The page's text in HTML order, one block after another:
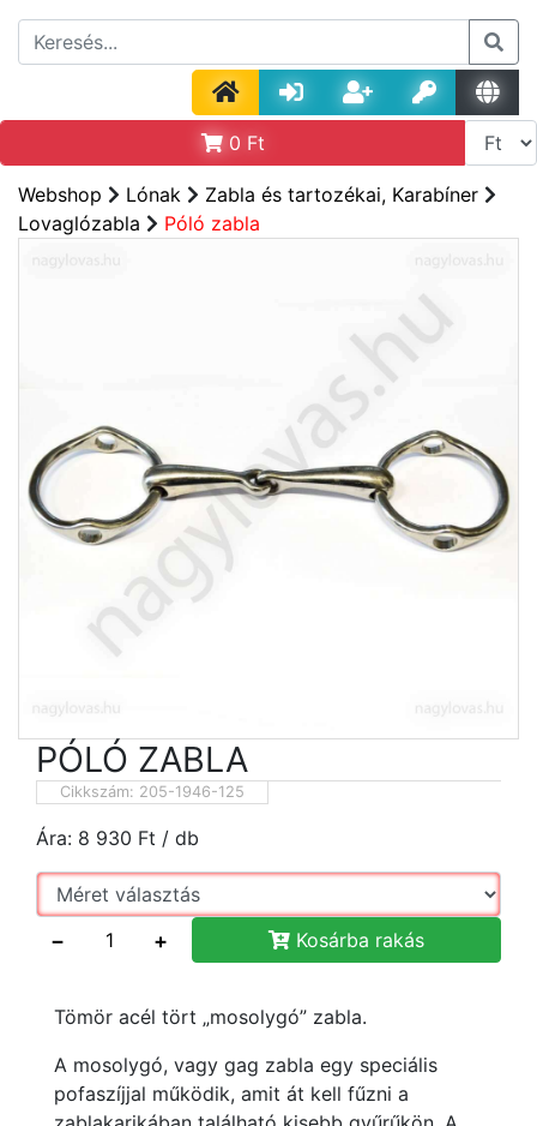
0 Ft
Webshop Lónak
Zabla és tartozékai, Karabíner
Lovaglózabla
Póló zabla
PÓLÓ ZABLA
Cikkszám: 205-1946-125
Ára: 8 930 Ft / db
− + Kosárba rakás
Tömör acél tört „mosolygó” zabla.
A mosolygó, vagy gag zabla egy speciális
pofaszíjjal működik, amit át kell fűzni a